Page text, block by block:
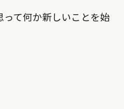
て何か新しいことを始